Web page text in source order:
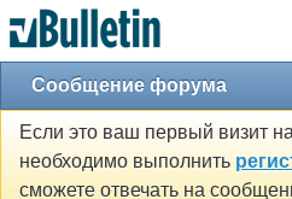
Сообщение форума
Если это ваш первый визит
необходимо выполнить
сможете отвечать на